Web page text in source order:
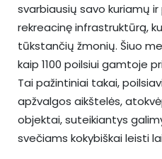
svarbiausių savo kuriamų
rekreacinę infrastruktūrą,
tūkstančių žmonių. Šiuo
kaip 1100 poilsiui gamtoje
Tai pažintiniai takai,
apžvalgos aikštelės,
objektai, suteikiantys
svečiams kokybiškai leisti